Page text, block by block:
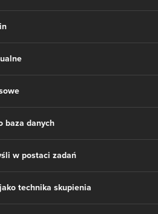
baza danych
w postaci zadań
technika skupienia